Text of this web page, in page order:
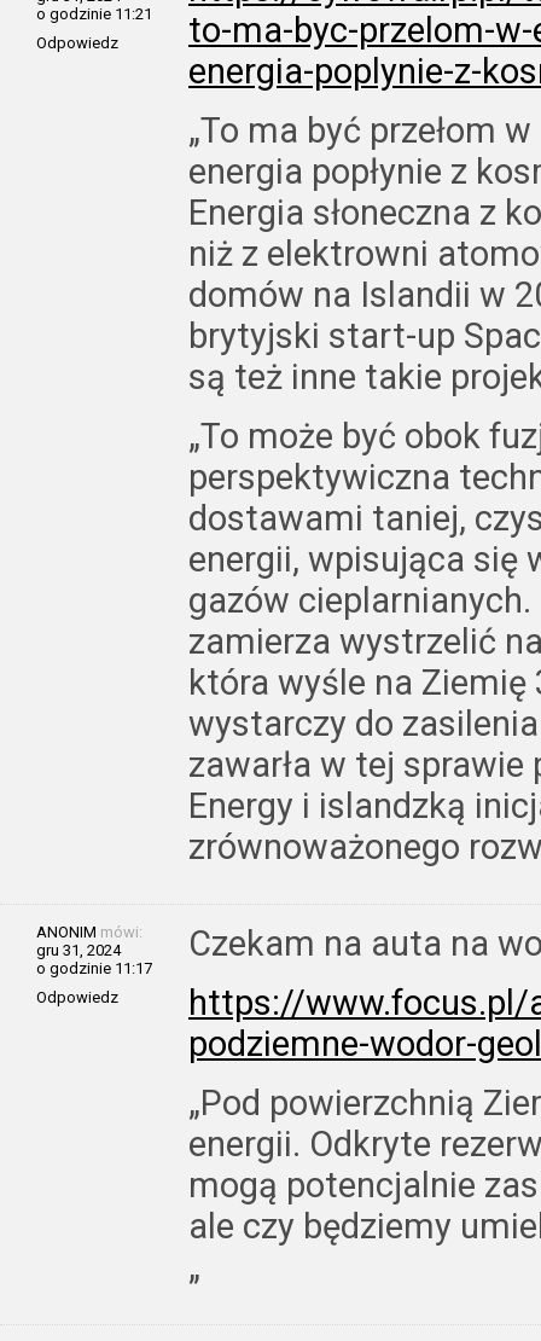
o godzinie 11:21
Odpowiedz
to-ma-byc-przelom-
energia-poplynie-z-
„To ma być przełom
energia popłynie z
Energia słoneczna z
niż z elektrowni
domów na Islandii w
brytyjski start-up
są też inne takie
„To może być obok
perspektywiczna
dostawami taniej,
energii, wpisująca się
gazów cieplarnianych.
zamierza wystrzelić
która wyśle na
wystarczy do
zawarła w tej
Energy i islandzką
zrównoważonego
ANONIM mówi:
gru 31, 2024
o godzinie 11:17
Odpowiedz
Czekam na auta na
https://www.focus.pl/
podziemne-wodor-
„Pod powierzchnią
energii. Odkryte
mogą potencjalnie
ale czy będziemy
„